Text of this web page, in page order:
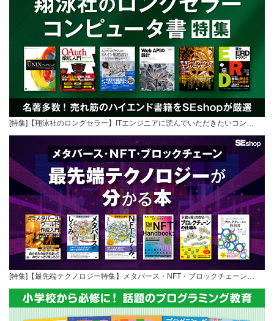
[特集]【翔泳社のロングセラー】ITエンジニアに読んでいただきたいコン…
[特集]【最先端テクノロジー特集】メタバース・NFT・ブロックチェーン…